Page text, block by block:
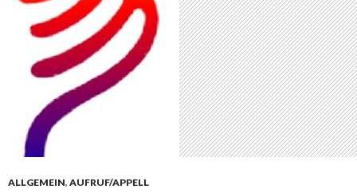
ALLGEMEIN, AUFRUF/APPELL